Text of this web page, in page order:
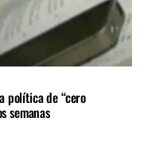
política de “cero
semanas